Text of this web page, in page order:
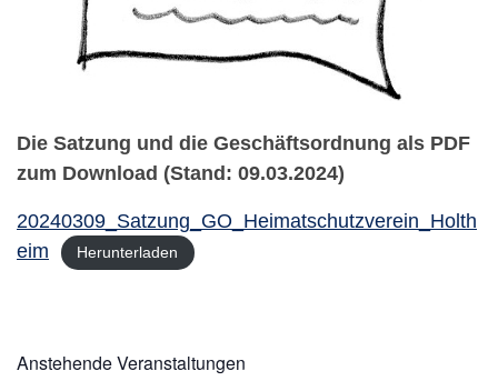
Die Satzung und die Geschäftsordnung als PDF
zum Download (Stand: 09.03.2024)
20240309_Satzung_GO_Heimatschutzverein_Holth
eim
Herunterladen
Anstehende Veranstaltungen